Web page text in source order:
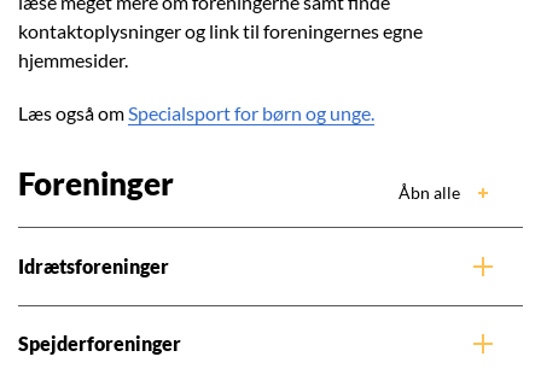
kontaktoplysninger og link til foreningernes egne
hjemmesider.
Læs også omSpecialsport for børn og unge.
Foreninger Åbn alle
Idrætsforeninger
Spejderforeninger